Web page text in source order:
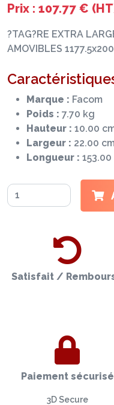
Prix : 107.77 €
?TAG?RE EXTRA
AMOVIBLES
Marque : Facom
Poids : 7.70 kg
Hauteur : 10.00
Largeur : 22.00
Longueur :
Satisfait /
Paiement sécurisé
3D Secure